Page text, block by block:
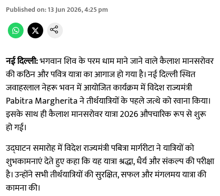
Published on:13 Jun 2026, 4:25 pm
नई दिल्ली:भगवान शिव के परम धाम माने जाने वाले कैलाश मानसरोवर
की कठिन और पवित्र यात्रा का आगाज हो गया है। नई दिल्ली स्थित
जवाहरलाल नेहरू भवन में आयोजित कार्यक्रम में विदेश राज्यमंत्री
Pabitra Margherita ने तीर्थयात्रियों के पहले जत्थे को रवाना किया।
इसके साथ ही कैलाश मानसरोवर यात्रा 2026 औपचारिक रूप से शुरू
हो गई।
उद्घाटन समारोह में विदेश राज्यमंत्री पबित्रा मार्गरीटा ने यात्रियों को
शुभकामनाएं देते हुए कहा कि यह यात्रा श्रद्धा, धैर्य और संकल्प की परीक्षा
है। उन्होंने सभी तीर्थयात्रियों की सुरक्षित, सफल और मंगलमय यात्रा की
कामना की।